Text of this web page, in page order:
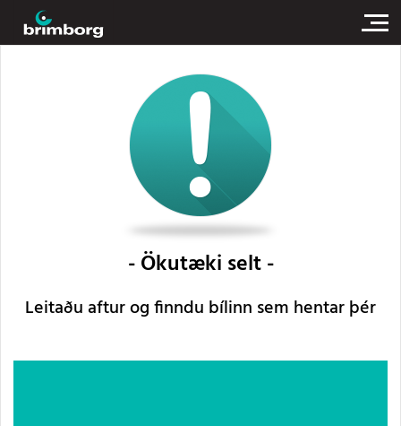
Ökutæki selt
Leitaðu aftur og finndu bílinn sem hentar þér